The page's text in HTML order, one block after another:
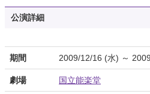
公演詳細
期間 2009/12/16 (水) ～
劇場 国立能楽堂